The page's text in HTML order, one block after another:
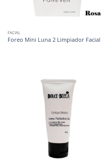
FACIAL
Foreo Mini Luna 2 Limpiador Facial